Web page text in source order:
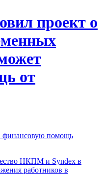
проект о
от
финансовую помощь
НКПМ и Syndex в
работников в